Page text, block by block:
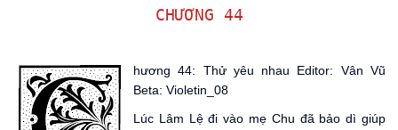
CHƯƠNG 44
hương 44: Thử yêu nhau Editor: Vân Vũ
Beta: Violetin_08
Lúc Lâm Lệ đi vào mẹ Chu đã bảo dì giúp